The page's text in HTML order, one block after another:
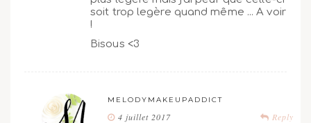
soit trop legère quand même ... A voir
!
Bisous <3
MELODYMAKEUPADDICT
Reply
4 juillet 2017